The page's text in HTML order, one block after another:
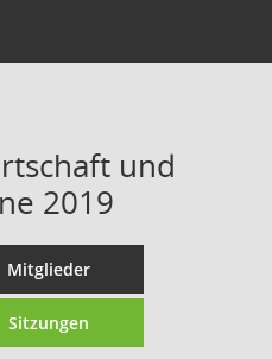
und
2019
Mitglieder
Sitzungen